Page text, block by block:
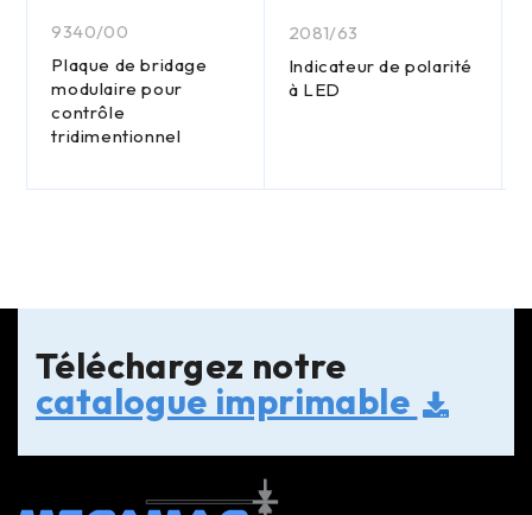
9340/00
Plaque de bridage
modulaire pour
contrôle
tridimentionnel
2081/63
Indicateur de polarité
à LED
Téléchargez notre
catalogue imprimable